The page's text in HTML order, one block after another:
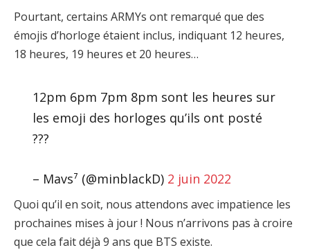
Pourtant, certains ARMYs ont remarqué que des
émojis d’horloge étaient inclus, indiquant 12 heures,
18 heures, 19 heures et 20 heures…
12pm 6pm 7pm 8pm sont les heures sur
les emoji des horloges qu’ils ont posté
???
– Mavs⁷ (@minblackD) 2 juin 2022
Quoi qu’il en soit, nous attendons avec impatience les
prochaines mises à jour ! Nous n’arrivons pas à croire
que cela fait déjà 9 ans que BTS existe.